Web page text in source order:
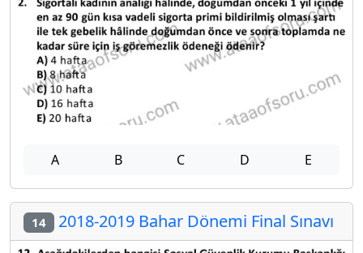
A B C D E
14 2018-2019 Bahar Dönemi Final Sınavı